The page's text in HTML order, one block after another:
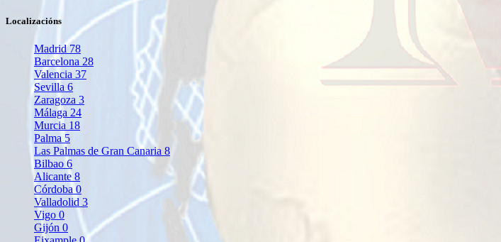
Localizacións
Madrid78
Barcelona 28
Valencia 37
Sevilla 6
Zaragoza 3
Málaga 24
Murcia 18
Palma 5
Las Palmas de Gran Canaria 8
Bilbao 6
Alicante 8
Córdoba 0
Valladolid 3
Vigo 0
Gijón 0